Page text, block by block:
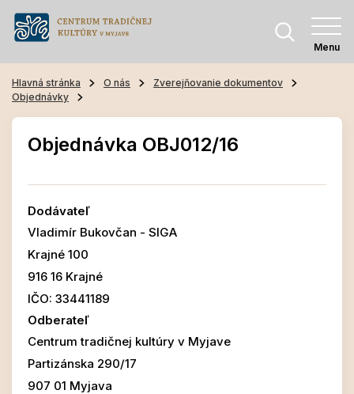
Menu
Hlavná stránka O nás
Zverejňovanie dokumentov
Objednávky
Objednávka OBJ012/16
Dodávateľ
Vladimír Bukovčan - SIGA
Krajné 100
916 16 Krajné
IČO: 33441189
Odberateľ
Centrum tradičnej kultúry v Myjave
Partizánska 290/17
907 01 Myjava